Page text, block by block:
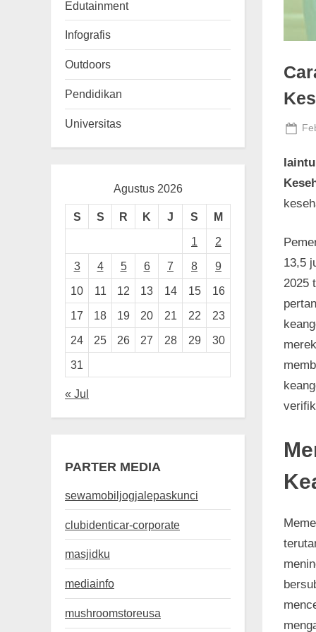
g
13,5
2025
Edutainment
Infografis
Outdoors
Pendidikan
Universitas
Agustus 2026
S S R K J S
M
1
2
3
4 5 6 7 8
9
10
11 12 13 14 15
16
17
18 19 20 21 22
23
24
25 26 27 28 29
30
31
« Jul
PARTER MEDIA
sewamobiljogjalepaskunci
clubidenticar-corporate
masjidku
mediainfo
mushroomstoreusa